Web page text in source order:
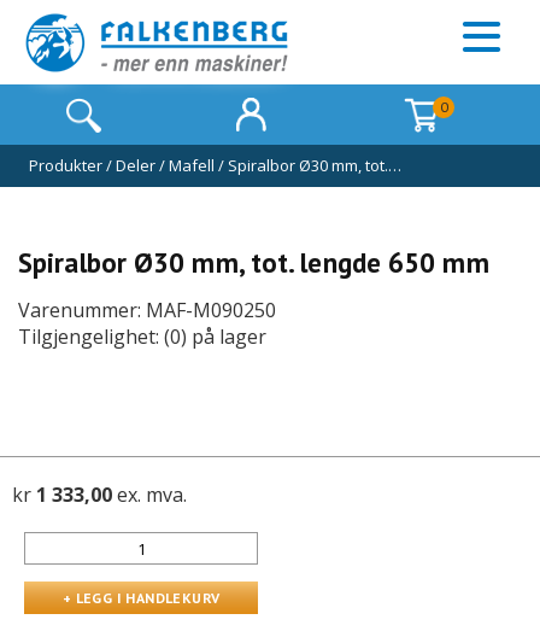
0
Produkter/Deler/Mafell / Spiralbor Ø30 mm, tot.…
Spiralbor Ø30 mm, tot. lengde 650 mm
Varenummer: MAF-M090250
Tilgjengelighet: (0) på lager
kr 1 333,00ex. mva.